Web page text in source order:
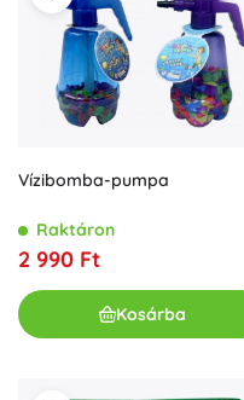
Vízibomba-pumpa
Raktáron
2 990 Ft
Kosárba